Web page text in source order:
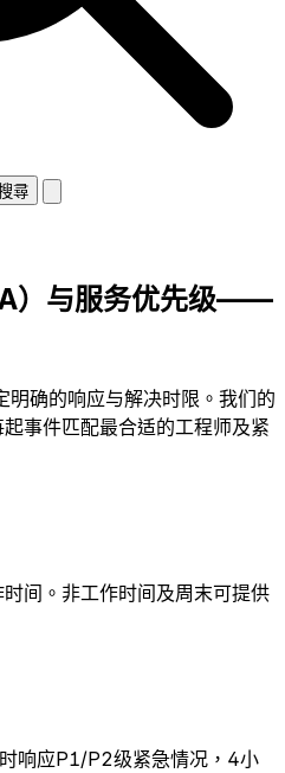
尋
）与服务优先级——
明确的响应与解决时限。我们的
事件匹配最合适的工程师及紧
间。非工作时间及周末可提供
响应P1/P2级紧急情况，4小